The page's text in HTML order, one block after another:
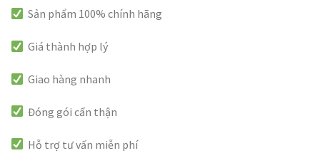
Sản phẩm 100% chính hãng
Giá thành hợp lý
Giao hàng nhanh
Đóng gói cẩn thận
Hỗ trợ tư vấn miễn phí